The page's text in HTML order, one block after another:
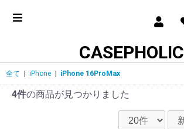
CASEPHOLIC
全て | iPhone | iPhone 16ProMax
4件の商品が見つかりました